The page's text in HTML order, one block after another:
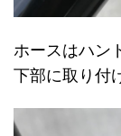
ホースはハン
下部に取り付